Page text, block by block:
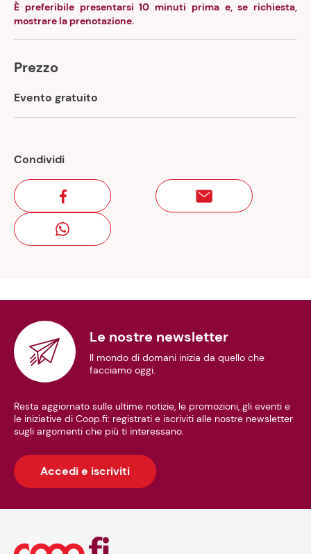
È preferibile presentarsi 10 minuti prima e, se richiesta,
mostrare la prenotazione.
Prezzo
Evento gratuito
Condividi
Le nostre newsletter
Il mondo di domani inizia da quello che
facciamo oggi.
Resta aggiornato sulle ultime notizie, le promozioni, gli eventi e
le iniziative di Coop.fi: registrati e iscriviti alle nostre newsletter
sugli argomenti che più ti interessano.
Accedi e iscriviti